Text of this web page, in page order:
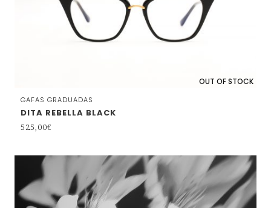
OUT OF STOCK
GAFAS GRADUADAS
DITA REBELLA BLACK
525,00€